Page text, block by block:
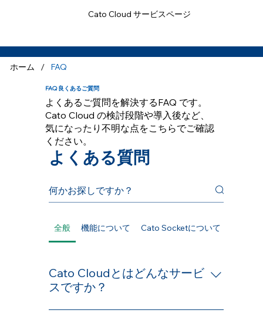
Cato Cloud サービスページ
ホーム / FAQ
FAQ 良くあるご質問
よくあるご質問を解決するFAQ です。
Cato Cloud の検討段階や導入後など、
気になったり不明な点をこちらでご確認
ください。
よくある質問
全般 機能について Cato Socketについて
Cato Cloudとはどんなサービ
スですか？
Cato Cloudは、ネットワークとセキュリ